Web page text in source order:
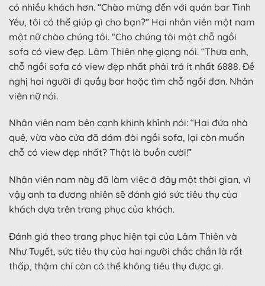
có nhiều khách hơn. “Chào mừng đến với quán bar Tình
Yêu, tôi có thể giúp gì cho bạn?” Hai nhân viên một nam
một nữ chào chúng tôi. “Cho chúng tôi một chỗ ngồi
sofa có view đẹp. Lâm Thiên nhẹ giọng nói. “Thưa anh,
chỗ ngồi sofa có view đẹp nhất phải trả ít nhất 6888. Đề
nghị hai người đi quầy bar hoặc tìm chỗ ngồi đơn. Nhân
viên nữ nói.
Nhân viên nam bên cạnh khinh khỉnh nói: “Hai đứa nhà
quê, vừa vào cửa đã dám đòi ngồi sofa, lại còn muốn
chỗ có view đẹp nhất? Thật là buồn cười!”
Nhân viên nam này đã làm việc ở đây một thời gian, vì
vậy anh ta đương nhiên sẽ đánh giá sức tiêu thụ của
khách dựa trên trang phục của khách.
Đánh giá theo trang phục hiện tại của Lâm Thiên và
Như Tuyết, sức tiêu thụ của hai người chắc chắn là rất
thấp, thậm chí còn có thể không tiêu thụ được gì.